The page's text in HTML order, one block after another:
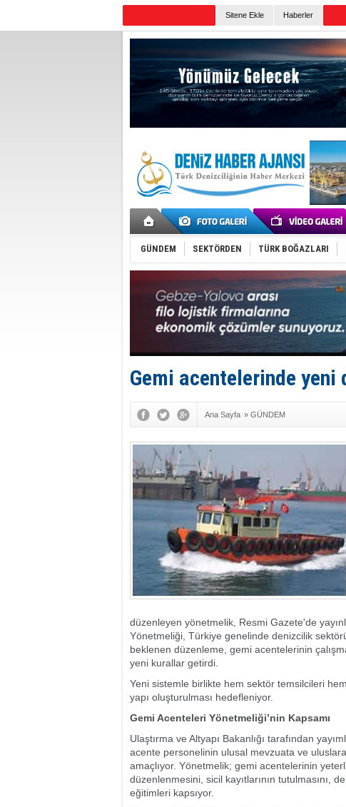
Sitene Ekle Haberler
GÜNDEM SEKTÖRDEN TÜRK BOĞAZLARI
Gemi acentelerinde yeni
Ana Sayfa » GÜNDEM
düzenleyen yönetmelik, Resmi Gazete'de
Yönetmeliği, Türkiye genelinde denizcilik
beklenen düzenleme, gemi acentelerinin
yeni kurallar getirdi.
Yeni sistemle birlikte hem sektör temsilcileri
yapı oluşturulması hedefleniyor.
Gemi Acenteleri Yönetmeliği’nin Kapsamı
Ulaştırma ve Altyapı Bakanlığı tarafından
acente personelinin ulusal mevzuata ve
amaçlıyor. Yönetmelik; gemi acentelerinin
düzenlenmesini, sicil kayıtlarının tutulmasını,
eğitimleri kapsıyor.